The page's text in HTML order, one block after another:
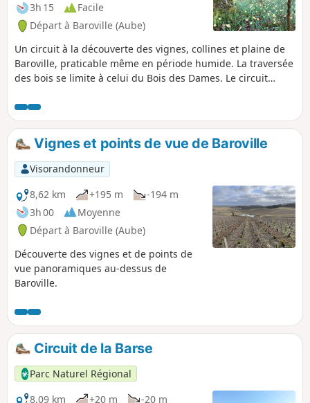
3h 15
Facile
Départ à Baroville (Aube)
Un circuit à la découverte des vignes, collines et plaine de
Baroville, praticable même en période humide. La traversée
des bois se limite à celui du Bois des Dames. Le circuit
(philosophe né à Bar-sur-Aube) et du GR®145 - Via
Francigena (chemin emprunté par les pèlerins se rendant à
Rome).Vignes et points de vue de Baroville
Visorandonneur
8,62 km
+195 m
-194 m
3h 00
Moyenne
Départ à Baroville (Aube)
Découverte des vignes et de points de
vue panoramiques au-dessus de
Baroville.
Circuit de la Barse
Parc Naturel Régional
8,09 km
+20 m -20 m